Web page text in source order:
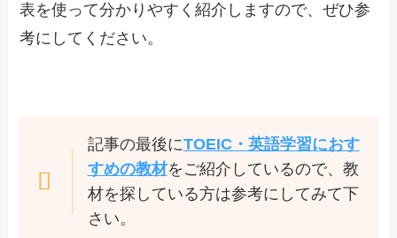
表を使って分かりやすく紹介しますので、ぜひ参
考にしてください。
記事の最後にTOEIC・英語学習におす
すめの教材をご紹介しているので、教
材を探している方は参考にしてみて下
さい。